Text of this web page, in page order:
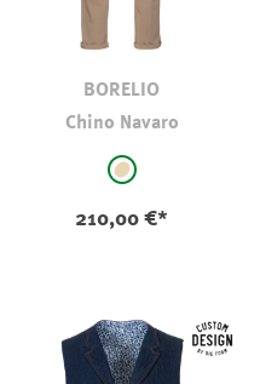
BORELIO
Chino Navaro
auswählen
beige
210,00 €*